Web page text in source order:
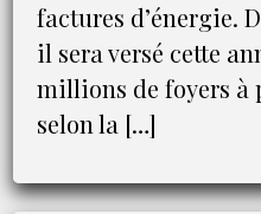
factures d’énergie.
il sera versé cette
millions de foyers à
selon la […]